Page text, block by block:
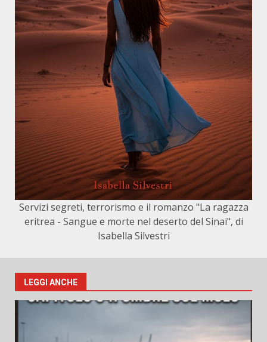
Servizi segreti, terrorismo e il romanzo "La ragazza
eritrea - Sangue e morte nel deserto del Sinai", di
Isabella Silvestri
LEGGI ANCHE